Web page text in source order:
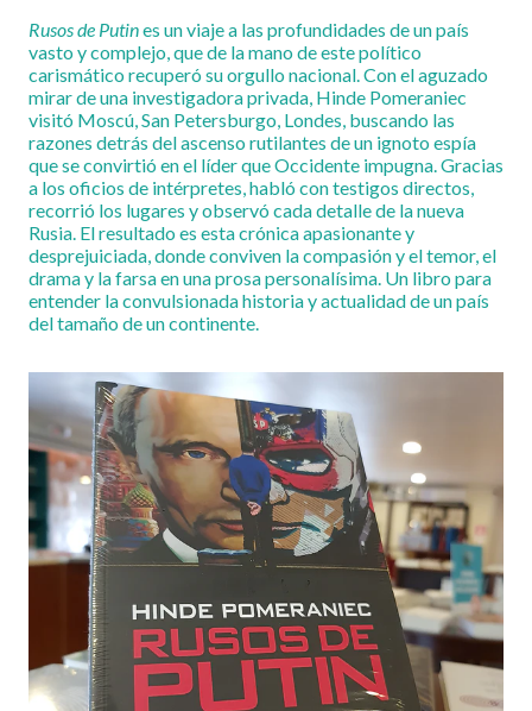
Rusos de Putines un viaje a las profundidades de un país
vasto y complejo, que de la mano de este político
carismático recuperó su orgullo nacional. Con el aguzado
mirar de una investigadora privada, Hinde Pomeraniec
visitó Moscú, San Petersburgo, Londes, buscando las
razones detrás del ascenso rutilantes de un ignoto espía
que se convirtió en el líder que Occidente impugna. Gracias
a los oficios de intérpretes, habló con testigos directos,
recorrió los lugares y observó cada detalle de la nueva
Rusia. El resultado es esta crónica apasionante y
desprejuiciada, donde conviven la compasión y el temor, el
drama y la farsa en una prosa personalísima. Un libro para
entender la convulsionada historia y actualidad de un país
del tamaño de un continente.